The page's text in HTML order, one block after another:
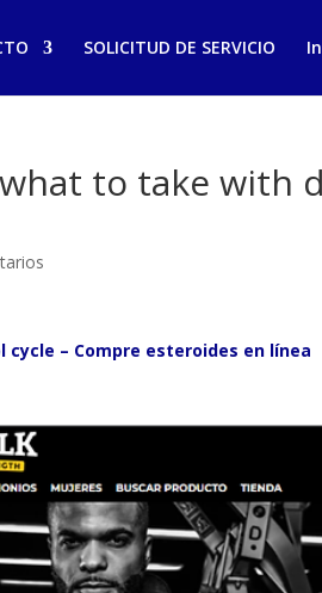
SOLICITUD DE SERVICIO
to take with
– Compre esteroides en línea